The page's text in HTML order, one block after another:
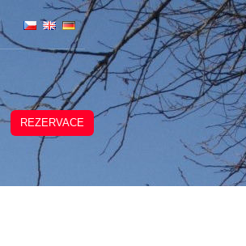
REZERVACE